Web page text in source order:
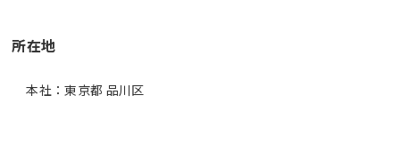
所在地
本社：東京都 品川区